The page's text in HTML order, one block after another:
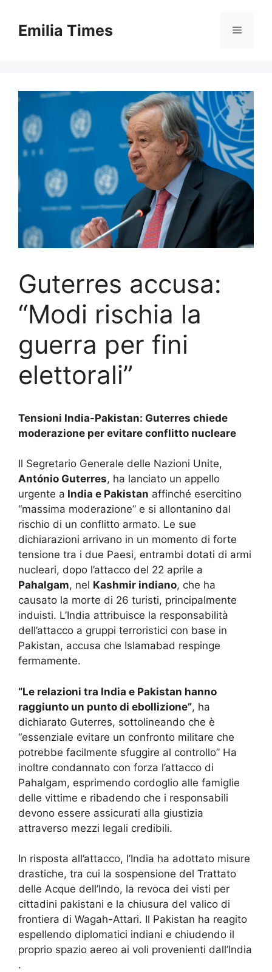
contentEmilia Times Menu
Guterres accusa:
“Modi rischia la
guerra per fini
elettorali”
Tensioni India-Pakistan: Guterres chiede
moderazione per evitare conflitto nucleare
Il Segretario Generale delle Nazioni Unite,
António Guterres, ha lanciato un appello
urgente a India e Pakistan affinché esercitino
“massima moderazione” e si allontanino dal
rischio di un conflitto armato. Le sue
dichiarazioni arrivano in un momento di forte
tensione tra i due Paesi, entrambi dotati di armi
nucleari, dopo l’attacco del 22 aprile a
Pahalgam, nel Kashmir indiano, che ha
causato la morte di 26 turisti, principalmente
induisti. L’India attribuisce la responsabilità
dell’attacco a gruppi terroristici con base in
Pakistan, accusa che Islamabad respinge
fermamente.
“Le relazioni tra India e Pakistan hanno
raggiunto un punto di ebollizione”, ha
dichiarato Guterres, sottolineando che è
“essenziale evitare un confronto militare che
potrebbe facilmente sfuggire al controllo” Ha
inoltre condannato con forza l’attacco di
Pahalgam, esprimendo cordoglio alle famiglie
delle vittime e ribadendo che i responsabili
devono essere assicurati alla giustizia
attraverso mezzi legali credibili.
In risposta all’attacco, l’India ha adottato misure
drastiche, tra cui la sospensione del Trattato
delle Acque dell’Indo, la revoca dei visti per
cittadini pakistani e la chiusura del valico di
frontiera di Wagah-Attari. Il Pakistan ha reagito
espellendo diplomatici indiani e chiudendo il
proprio spazio aereo ai voli provenienti dall’India
.